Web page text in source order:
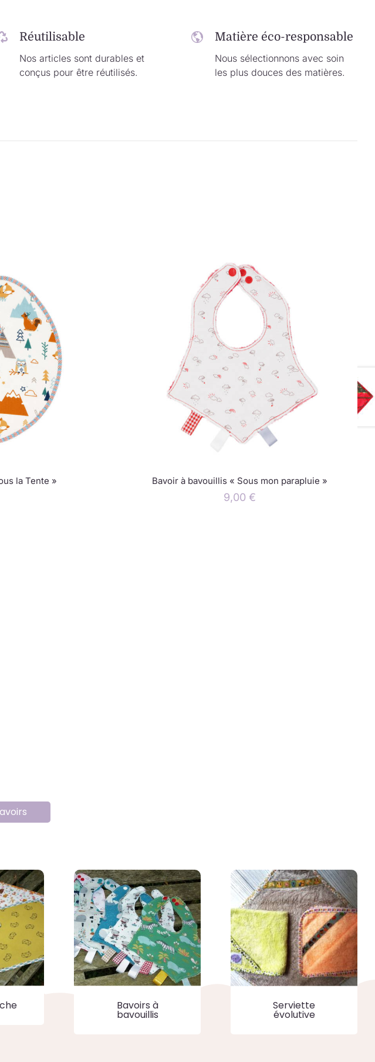
Réutilisable
Nos articles sont durables et
conçus pour être réutilisés.
Matière éco-responsable
Nous sélectionnons avec soin
les plus douces des matières.
la Tente » Bavoir à bavouillis « Sous mon parapluie »
9,00 €
Bavoirs à
bavouillis
Serviette
évolutive